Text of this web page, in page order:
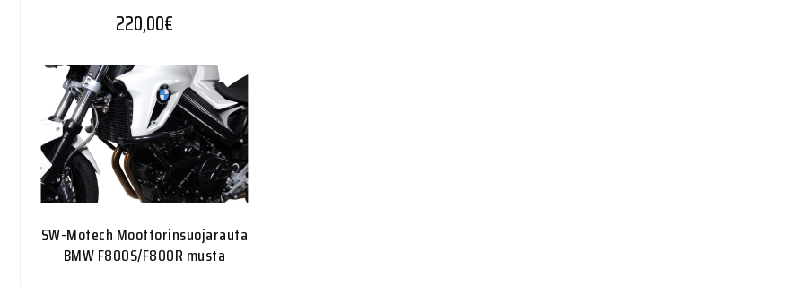
220,00€
SW-Motech Moottorinsuojarauta
BMW F800S/F800R musta